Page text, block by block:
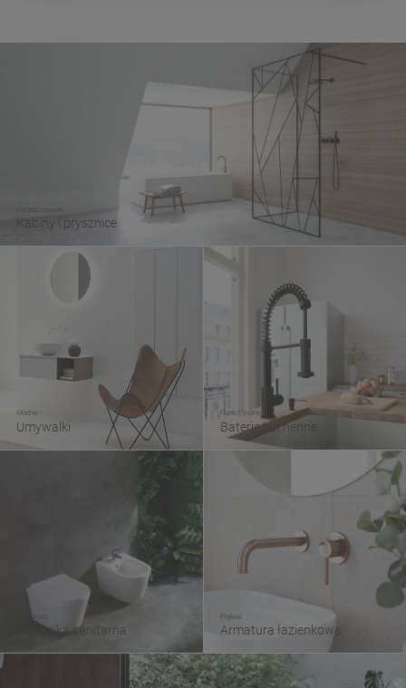
Kabiny i prysznice
Modne
Umywalki
Funkcjonalne
Baterie kuchenne
Doskonała
Ceramika sanitarna
Piękna
Armatura łazienkowa